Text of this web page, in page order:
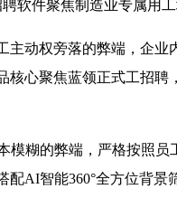
件聚焦制造业专属用
动权旁落的弊端，企
心聚焦蓝领正式工招
糊的弊端，严格按照
AI智能360°全方位背